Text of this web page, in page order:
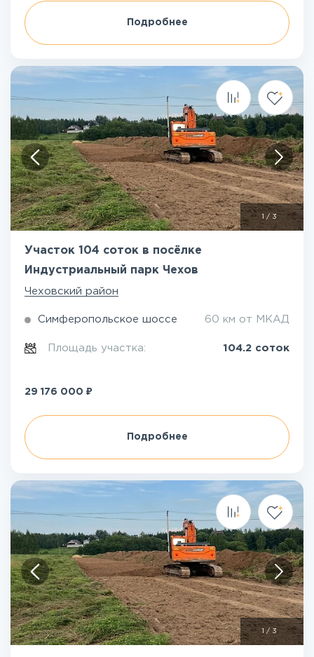
Подробнее
1 / 3
Участок 104 соток в посёлке
Индустриальный парк Чехов
Чеховский район
Симферопольское шоссе 60 км от МКАД
Площадь участка: 104.2 соток
29 176 000 ₽
Подробнее
1 / 3